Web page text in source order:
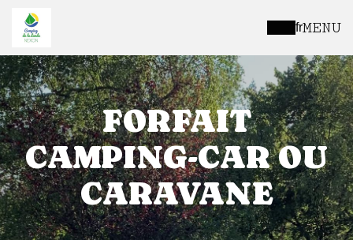
frMENU
FORFAIT
CAMPING-CAR OU
CARAVANE